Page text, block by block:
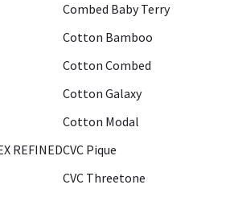
REFINED
Combed Baby Terry
Cotton Bamboo
Cotton Combed
Cotton Galaxy
Cotton Modal
CVC Pique
CVC Threetone